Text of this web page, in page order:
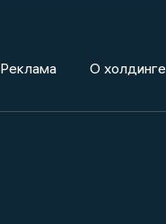
Реклама О холдинге